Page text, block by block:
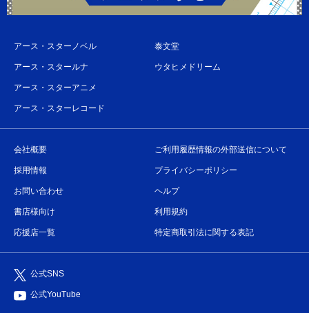
アース・スターノベル
アース・スタールナ
アース・スターアニメ
アース・スターレコード
泰文堂
ウタヒメドリーム
会社概要
採用情報
お問い合わせ
書店様向け
応援店一覧
ご利用履歴情報の外部送信について
プライバシーポリシー
ヘルプ
利用規約
特定商取引法に関する表記
公式SNS
公式YouTube